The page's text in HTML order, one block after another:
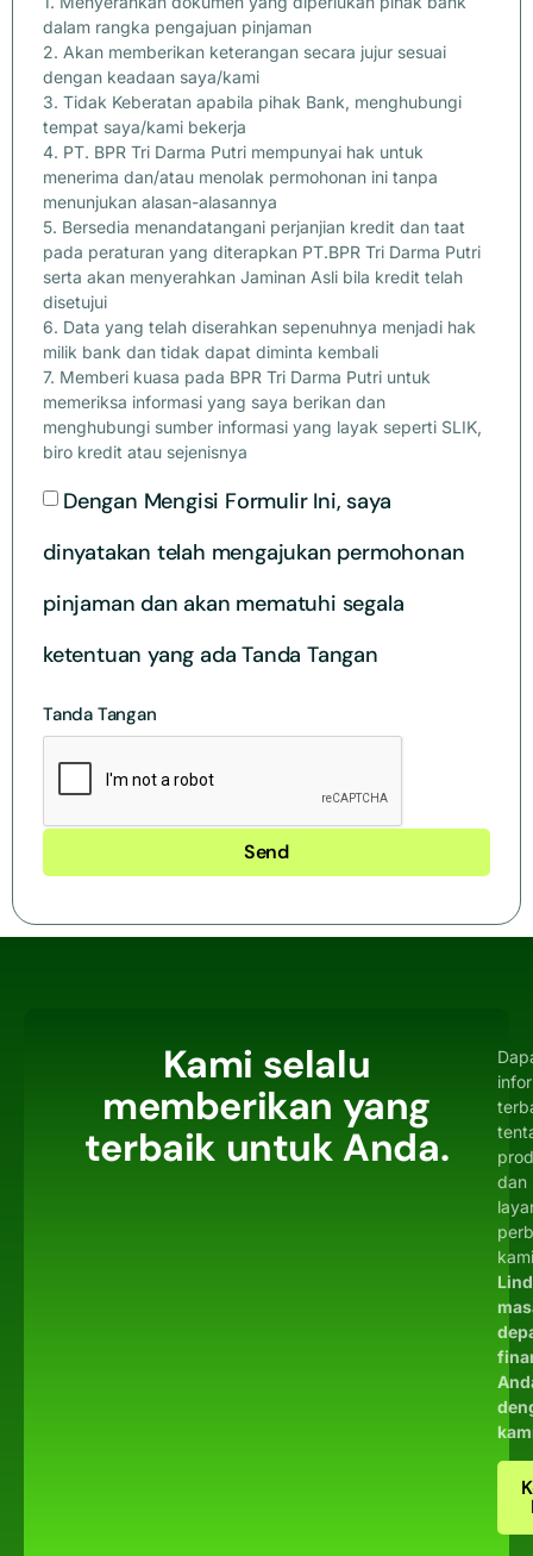
dalam rangka pengajuan pinjaman
2. Akan memberikan keterangan secara jujur sesuai
dengan keadaan saya/kami
3. Tidak Keberatan apabila pihak Bank, menghubungi
tempat saya/kami bekerja
4. PT. BPR Tri Darma Putri mempunyai hak untuk
menerima dan/atau menolak permohonan ini tanpa
menunjukan alasan-alasannya
5. Bersedia menandatangani perjanjian kredit dan taat
pada peraturan yang diterapkan PT.BPR Tri Darma Putri
serta akan menyerahkan Jaminan Asli bila kredit telah
disetujui
6. Data yang telah diserahkan sepenuhnya menjadi hak
milik bank dan tidak dapat diminta kembali
7. Memberi kuasa pada BPR Tri Darma Putri untuk
memeriksa informasi yang saya berikan dan
menghubungi sumber informasi yang layak seperti SLIK,
biro kredit atau sejenisnya
Dengan Mengisi Formulir Ini, saya
dinyatakan telah mengajukan permohonan
pinjaman dan akan mematuhi segala
ketentuan yang ada Tanda Tangan
Tanda Tangan
Send
Kami selalu
memberikan yang
terbaik untuk Anda.
dan